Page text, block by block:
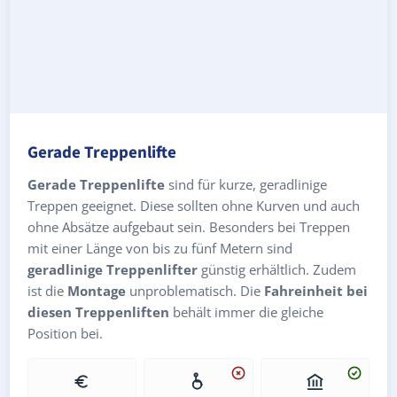
Gerade Treppenlifte
Gerade Treppenlifte sind für kurze, geradlinige
Treppen geeignet. Diese sollten ohne Kurven und auch
ohne Absätze aufgebaut sein. Besonders bei Treppen
mit einer Länge von bis zu fünf Metern sind
geradlinige Treppenlifter günstig erhältlich. Zudem
ist die Montage unproblematisch. Die Fahreinheit bei
diesen Treppenliften behält immer die gleiche
Position bei.